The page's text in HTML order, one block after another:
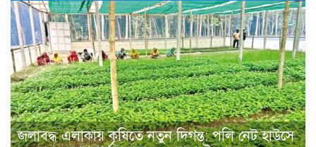
জলাবদ্ধ এলাকায় কৃষিতে নতুন দিগন্ত: পলি নেট হাউসে